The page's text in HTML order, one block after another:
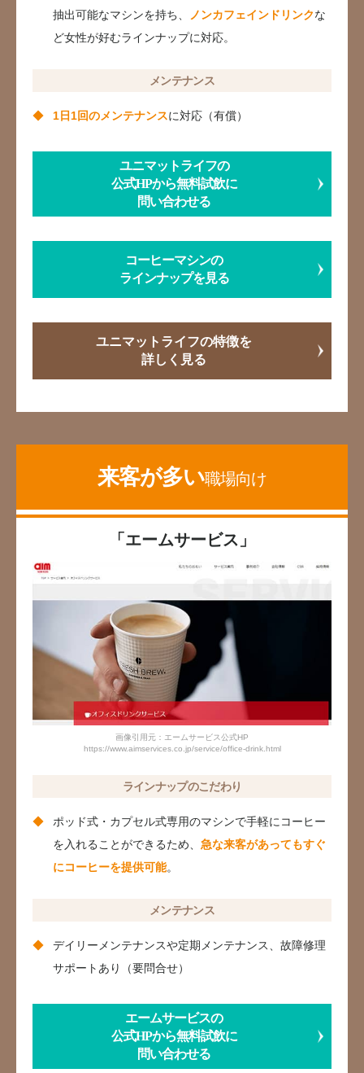
抽出可能なマシンを持ち、
ノンカフェインドリンクな
ど女性が好むラインナップに対応。
メンテナンス
1日1回のメンテナンスに対応（有償）
ユニマットライフの
公式HPから無料試飲に
問い合わせる
コーヒーマシンの
ラインナップを見る
ユニマットライフの特徴を
詳しく見る
来客が多い職場向け
「エームサービス」
画像引用元：エームサービス公式HP
https://www.aimservices.co.jp/service/office-drink.html
ラインナップのこだわり
ポッド式・カプセル式専用のマシンで手軽にコーヒー
を入れることができるため、 急な来客があってもすぐ
にコーヒーを提供可能。
メンテナンス
デイリーメンテナンスや定期メンテナンス、故障修理
サポートあり（要問合せ）
エームサービスの
公式HPから無料試飲に
問い合わせる